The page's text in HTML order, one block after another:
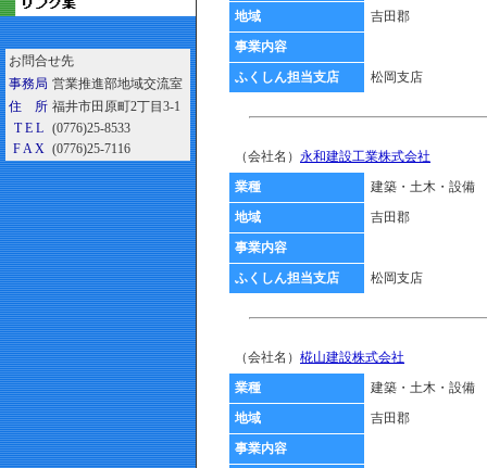
お問合せ先
事務局 営業推進部地域交流室
住 所 福井市田原町2丁目3-1
T E L
(0776)25-8533
F A X (0776)25-7116
地域
吉田郡
事業内容
ふくしん担当支店
松岡支店
（会社名） 永和建設工業株式会社
業種
建築・土木・設備
地域
吉田郡
事業内容
ふくしん担当支店
松岡支店
（会社名） 椛山建設株式会社
業種
建築・土木・設備
地域
吉田郡
事業内容